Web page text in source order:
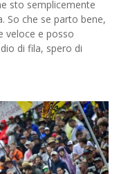
sto semplicemente
So che se parto bene,
veloce e posso
di fila, spero di